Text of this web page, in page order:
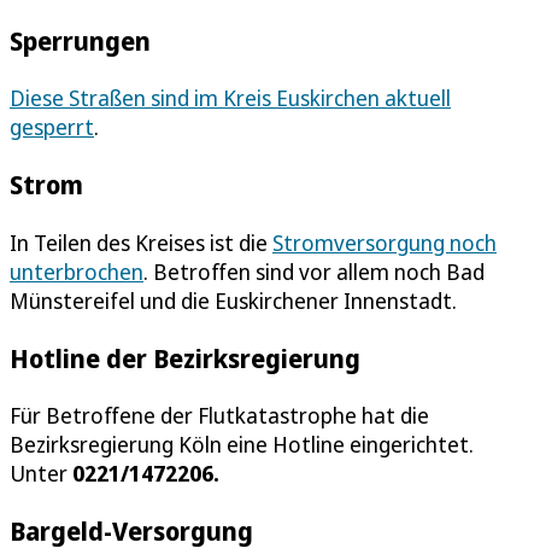
Sperrungen
Diese Straßen sind im Kreis Euskirchen aktuell
gesperrt.
Strom
In Teilen des Kreises ist die Stromversorgung noch
unterbrochen. Betroffen sind vor allem noch Bad
Münstereifel und die Euskirchener Innenstadt.
Hotline der Bezirksregierung
Für Betroffene der Flutkatastrophe hat die
Bezirksregierung Köln eine Hotline eingerichtet.
Unter 0221/1472206.
Bargeld-Versorgung